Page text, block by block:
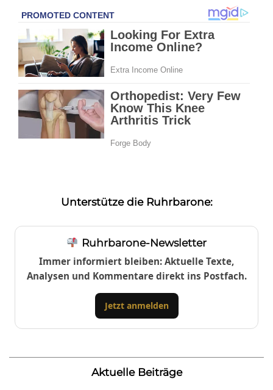
Unterstütze die Ruhrbarone:
Ruhrbarone-Newsletter
Immer informiert bleiben: Aktuelle Texte,
Analysen und Kommentare direkt ins Postfach.
Jetzt anmelden
Aktuelle Beiträge